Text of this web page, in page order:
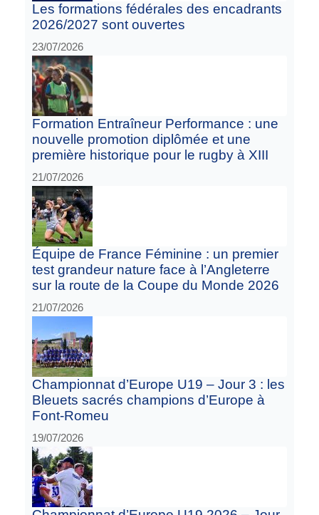
Les formations fédérales des encadrants
2026/2027 sont ouvertes
23/07/2026
Formation Entraîneur Performance : une
nouvelle promotion diplômée et une
première historique pour le rugby à XIII
21/07/2026
Équipe de France Féminine : un premier
test grandeur nature face à l’Angleterre
sur la route de la Coupe du Monde 2026
21/07/2026
Championnat d’Europe U19 – Jour 3 : les
Bleuets sacrés champions d’Europe à
Font-Romeu
19/07/2026